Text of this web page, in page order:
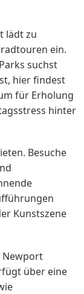
lädt zu
ein.
suchst
hier findest
für Erholung
hinter
Besuche
Kunstszene
Newport
über eine